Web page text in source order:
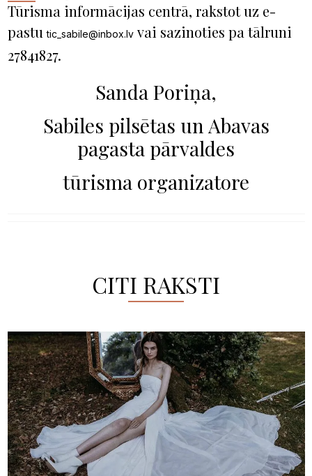
Tūrisma informācijas centrā, rakstot uz e-
pastutic_sabile@inbox.lvvai sazinoties pa tālruni
27841827.
Sanda Poriņa,
Sabiles pilsētas un Abavas
pagasta pārvaldes
tūrisma organizatore
CITI RAKSTI